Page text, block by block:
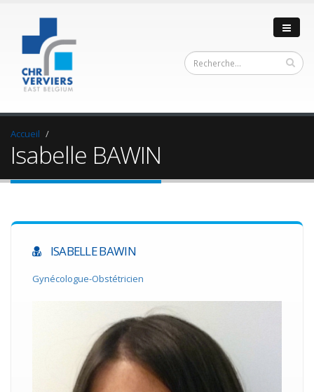
Accueil
Isabelle BAWIN
ISABELLE BAWIN
Gynécologue-Obstétricien